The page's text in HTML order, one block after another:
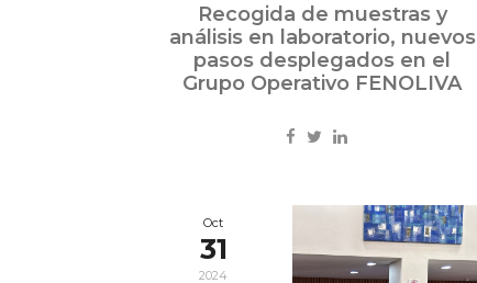
Recogida de muestras y
análisis en laboratorio, nuevos
pasos desplegados en el
Grupo Operativo FENOLIVA
Oct
31
2024